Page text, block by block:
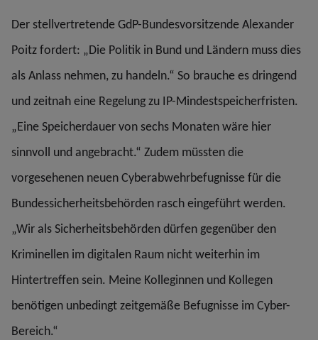
Der stellvertretende GdP-Bundesvorsitzende Alexander
Poitz fordert: „Die Politik in Bund und Ländern muss dies
als Anlass nehmen, zu handeln.“ So brauche es dringend
und zeitnah eine Regelung zu IP-Mindestspeicherfristen.
„Eine Speicherdauer von sechs Monaten wäre hier
sinnvoll und angebracht.“ Zudem müssten die
vorgesehenen neuen Cyberabwehrbefugnisse für die
Bundessicherheitsbehörden rasch eingeführt werden.
„Wir als Sicherheitsbehörden dürfen gegenüber den
Kriminellen im digitalen Raum nicht weiterhin im
Hintertreffen sein. Meine Kolleginnen und Kollegen
benötigen unbedingt zeitgemäße Befugnisse im Cyber-
Bereich.“